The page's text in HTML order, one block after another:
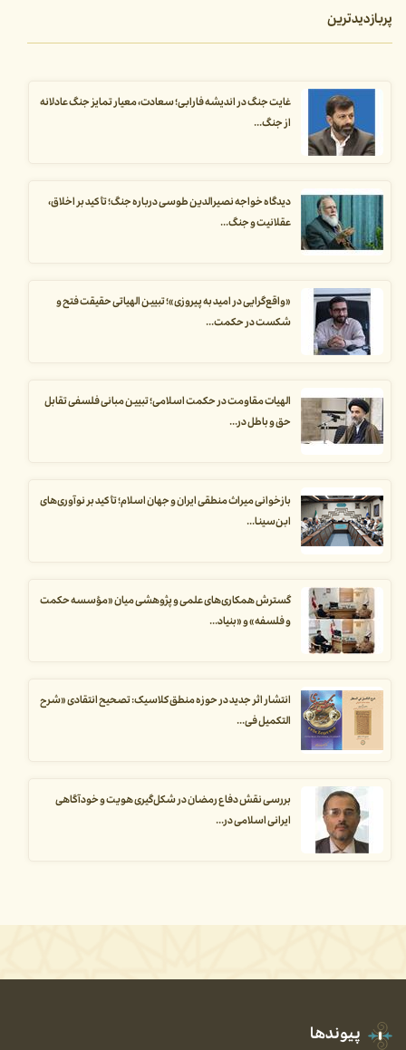
پربازدیدترین
غایت جنگ در اندیشه فارابی؛ سعادت، معیار تمایز جنگ عادلانه
از جنگ...
دیدگاه خواجه نصیرالدین طوسی درباره جنگ؛ تأکید بر اخلاق،
عقلانیت و جنگ...
«واقع‌گرایی در امید به پیروزی»؛ تبیین الهیاتی حقیقت فتح و
شکست در حکمت...
الهیات مقاومت در حکمت اسلامی؛ تبیین مبانی فلسفی تقابل
حق و باطل در...
بازخوانی میراث منطقی ایران و جهان اسلام؛ تأکید بر نوآوری‌های
ابن‌سینا...
گسترش همکاری‌های علمی و پژوهشی میان «مؤسسه حکمت
و فلسفه» و «بنیاد...
انتشار اثر جدید در حوزه منطق کلاسیک: تصحیح انتقادی «شرح
التکمیل فی...
بررسی نقش دفاع رمضان در شکل‌گیری هویت و خودآگاهی
ایرانی اسلامی در...
پیوندها